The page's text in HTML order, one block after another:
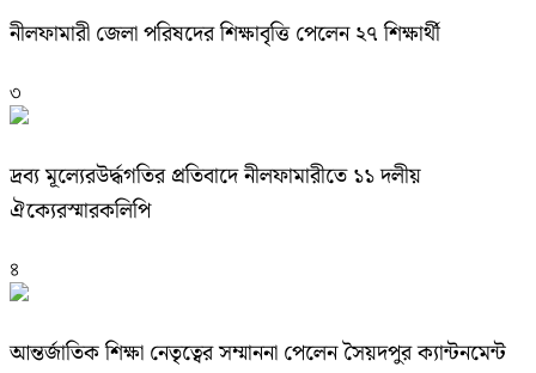
নীলফামারী জেলা পরিষদের শিক্ষাবৃত্তি পেলেন ২৭ শিক্ষার্থী
৩
দ্রব্য মূল্যেরউর্দ্ধগতির প্রতিবাদে নীলফামারীতে ১১ দলীয়
ঐক্যেরস্মারকলিপি
৪
আন্তর্জাতিক শিক্ষা নেতৃত্বের সম্মাননা পেলেন সৈয়দপুর ক্যান্টনমেন্ট